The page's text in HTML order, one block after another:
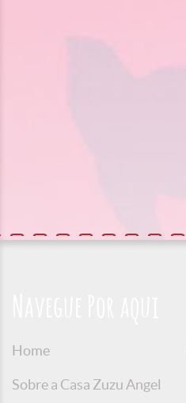
Home
Sobre a Casa Zuzu Angel